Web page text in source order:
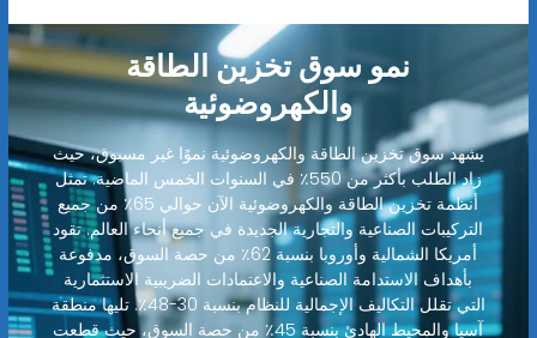
نمو سوق تخزين الطاقة
والكهروضوئية
يشهد سوق تخزين الطاقة والكهروضوئية نموًا غير مسبوق، حيث
زاد الطلب بأكثر من 550٪ في السنوات الخمس الماضية. تمثل
أنظمة تخزين الطاقة والكهروضوئية الآن حوالي 65٪ من جميع
التركيبات الصناعية والتجارية الجديدة في جميع أنحاء العالم. تقود
أمريكا الشمالية وأوروبا بنسبة 62٪ من حصة السوق، مدفوعة
بأهداف الاستدامة الصناعية والاعتمادات الضريبية الاستثمارية
التي تقلل التكاليف الإجمالية للنظام بنسبة 30-48٪. تليها منطقة
آسيا والمحيط الهادئ بنسبة 45٪ من حصة السوق، حيث قطعت